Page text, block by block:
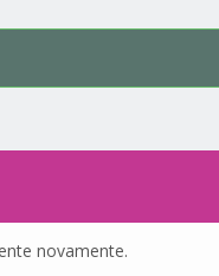
novamente.